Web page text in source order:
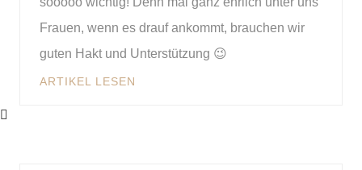
Frauen, wenn es drauf ankommt, brauchen wir
guten Hakt und Unterstützung 😉
ARTIKEL LESEN